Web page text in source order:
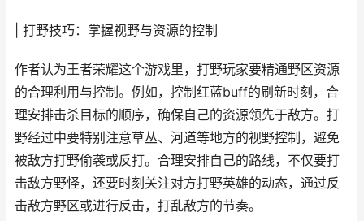
| 打野技巧：掌握视野与资源的控制
作者认为王者荣耀这个游戏里，打野玩家要精通野区资源
的合理利用与控制。例如，控制红蓝buff的刷新时刻，合
理安排击杀目标的顺序，确保自己的资源领先于敌方。打
野经过中要特别注意草丛、河道等地方的视野控制，避免
被敌方打野偷袭或反打。合理安排自己的路线，不仅要打
击敌方野怪，还要时刻关注对方打野英雄的动态，通过反
击敌方野区或进行反击，打乱敌方的节奏。